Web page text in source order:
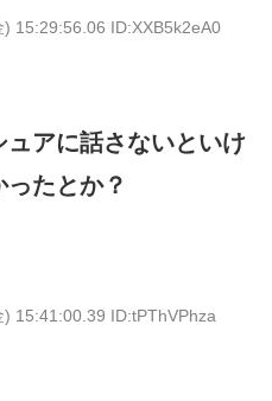
15:29:56.06 ID:XXB5k2eA0
アに話さないといけ
たとか？
15:41:00.39 ID:tPThVPhza